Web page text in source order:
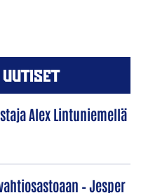
Alex Lintuniemellä
– Jesper